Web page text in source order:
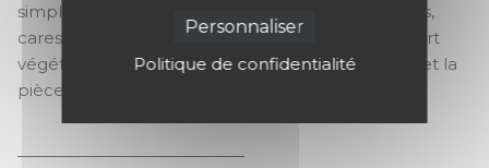
simples. Ici, la lumière se faufile entre les nervures,
caresse les courbes, et révèle la poésie d’un désert
végétal. ALMERIA transforme le mur en horizon, et la
pièce en refuge.
Personnaliser
Politique de confidentialité